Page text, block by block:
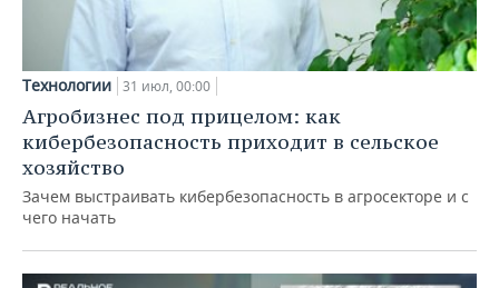
Технологии 31 июл, 00:00
Агробизнес под прицелом: как
кибербезопасность приходит в сельское
хозяйство
Зачем выстраивать кибербезопасность в агросекторе и с
чего начать